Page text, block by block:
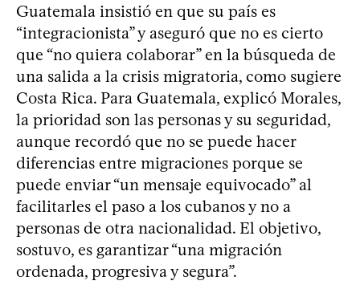
Guatemala insistió en que su país es
“integracionista” y aseguró que no es cierto
que “no quiera colaborar” en la búsqueda de
una salida a la crisis migratoria, como sugiere
Costa Rica. Para Guatemala, explicó Morales,
la prioridad son las personas y su seguridad,
aunque recordó que no se puede hacer
diferencias entre migraciones porque se
puede enviar “un mensaje equivocado” al
facilitarles el paso a los cubanos y no a
personas de otra nacionalidad. El objetivo,
sostuvo, es garantizar “una migración
ordenada, progresiva y segura”.